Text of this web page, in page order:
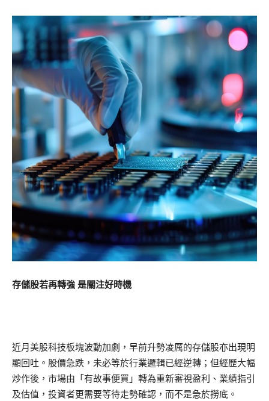
存儲股若再轉強 是關注好時機
近月美股科技板塊波動加劇，早前升勢凌厲的存儲股亦出現明
顯回吐。股價急跌，未必等於行業邏輯已經逆轉；但經歷大幅
炒作後，市場由「有故事便買」轉為重新審視盈利、業績指引
及估值，投資者更需要等待走勢確認，而不是急於撈底。